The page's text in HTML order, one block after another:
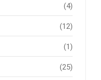
(4)
(12)
(1)
(25)